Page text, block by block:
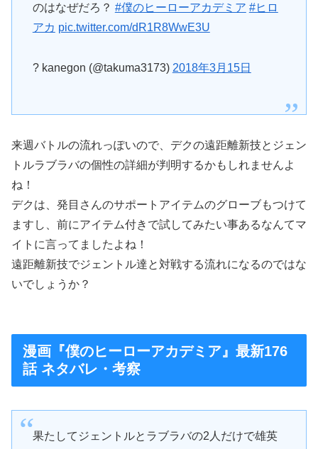
のはなぜだろ？ #僕のヒーローアカデミア #ヒロ
アカ pic.twitter.com/dR1R8WwE3U
? kanegon (@takuma3173) 2018年3月15日
来週バトルの流れっぽいので、デクの遠距離新技とジェン
トルラブラバの個性の詳細が判明するかもしれませんよ
ね！
デクは、発目さんのサポートアイテムのグローブもつけて
ますし、前にアイテム付きで試してみたい事あるなんてマ
イトに言ってましたよね！
遠距離新技でジェントル達と対戦する流れになるのではな
いでしょうか？
漫画『僕のヒーローアカデミア』最新176
話 ネタバレ・考察
果たしてジェントルとラブラバの2人だけで雄英